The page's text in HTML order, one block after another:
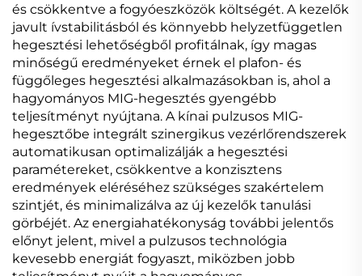
és csökkentve a fogyóeszközök költségét. A kezelők
javult ívstabilitásból és könnyebb helyzetfüggetlen
hegesztési lehetőségből profitálnak, így magas
minőségű eredményeket érnek el plafon- és
függőleges hegesztési alkalmazásokban is, ahol a
hagyományos MIG-hegesztés gyengébb
teljesítményt nyújtana. A kínai pulzusos MIG-
hegesztőbe integrált szinergikus vezérlőrendszerek
automatikusan optimalizálják a hegesztési
paramétereket, csökkentve a konzisztens
eredmények eléréséhez szükséges szakértelem
szintjét, és minimalizálva az új kezelők tanulási
görbéjét. Az energiahatékonyság további jelentős
előnyt jelent, mivel a pulzusos technológia
kevesebb energiát fogyaszt, miközben jobb